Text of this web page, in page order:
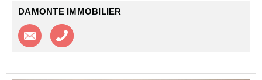
DAMONTE IMMOBILIER
Contacter l'agence